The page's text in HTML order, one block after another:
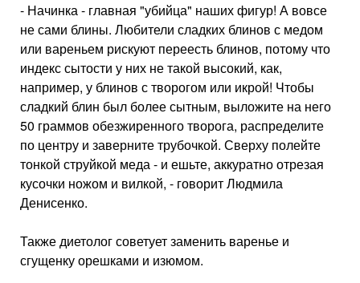
- Начинка - главная "убийца" наших фигур! А вовсе
не сами блины. Любители сладких блинов с медом
или вареньем рискуют переесть блинов, потому что
индекс сытости у них не такой высокий, как,
например, у блинов с творогом или икрой! Чтобы
сладкий блин был более сытным, выложите на него
50 граммов обезжиренного творога, распределите
по центру и заверните трубочкой. Сверху полейте
тонкой струйкой меда - и ешьте, аккуратно отрезая
кусочки ножом и вилкой, - говорит Людмила
Денисенко.
Также диетолог советует заменить варенье и
сгущенку орешками и изюмом.